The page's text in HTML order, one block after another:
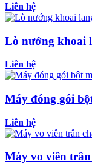
Liên hệ
Lò nướng khoai
Liên hệ
Máy đóng gói
Liên hệ
Máy vo viên trân